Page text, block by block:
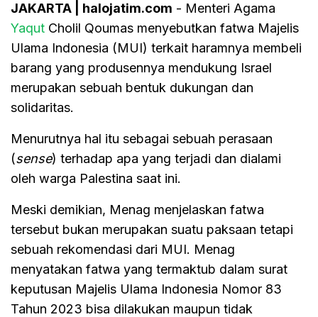
JAKARTA | halojatim.com - Menteri Agama
Yaqut Cholil Qoumas menyebutkan fatwa Majelis
Ulama Indonesia (MUI) terkait haramnya membeli
barang yang produsennya mendukung Israel
merupakan sebuah bentuk dukungan dan
solidaritas.
Menurutnya hal itu sebagai sebuah perasaan
(sense) terhadap apa yang terjadi dan dialami
oleh warga Palestina saat ini.
Meski demikian, Menag menjelaskan fatwa
tersebut bukan merupakan suatu paksaan tetapi
sebuah rekomendasi dari MUI. Menag
menyatakan fatwa yang termaktub dalam surat
keputusan Majelis Ulama Indonesia Nomor 83
Tahun 2023 bisa dilakukan maupun tidak